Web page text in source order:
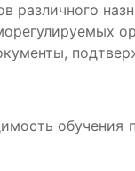
различного